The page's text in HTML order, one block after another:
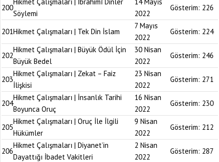
200
Söylemi
2022
Gösterim: 226
201Hikmet Çalışmaları | Tek Din İslam
7 Mayıs
2022
Gösterim: 224
202
Hikmet Çalışmaları | Büyük Ödül İçin
Büyük Bedel
30 Nisan
2022
Gösterim: 246
203
Hikmet Çalışmaları | Zekat – Faiz
İlişkisi
23 Nisan
2022
Gösterim: 271
204
Hikmet Çalışmaları | İnsanlık Tarihi
Boyunca Oruç
16 Nisan
2022
Gösterim: 230
205
Hikmet Çalışmaları | Oruç İle İlgili
Hükümler
9 Nisan
2022
Gösterim: 212
206
Hikmet Çalışmaları | Diyanet’in
Dayattığı İbadet Vakitleri
2 Nisan
2022
Gösterim: 287